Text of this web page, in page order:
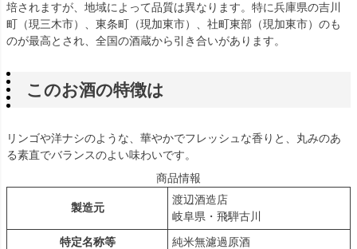
培されますが、地域によって品質は異なります。特に兵庫県の吉川
町（現三木市）、東条町（現加東市）、社町東部（現加東市）のも
のが最高とされ、全国の酒蔵から引き合いがあります。
このお酒の特徴は
リンゴや洋ナシのような、華やかでフレッシュな香りと、丸みのあ
る素直でバランスのよい味わいです。
商品情報
製造元
渡辺酒造店
岐阜県・飛騨古川
特定名称等
純米無濾過原酒